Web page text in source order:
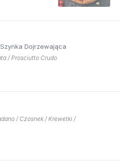
Dojrzewająca
/ Prosciutto Crudo
/ Czosnek / Krewetki /